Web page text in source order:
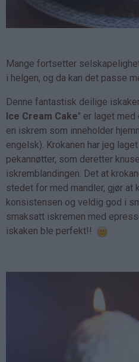
Mange fortsetter
i helgen, og da kan det passe
Denne fantastisk deilige
Ice Cream Cake" er laget med
en iskrem som inneholder
engelsk). Krokanen har jeg
pekannøtter, som deretter
iskremblandingen. Det at
stedet for med mandler, gjør at
konsistensen og veldig god i
smaksatt iskremen med
iskaken ble perfekt!!